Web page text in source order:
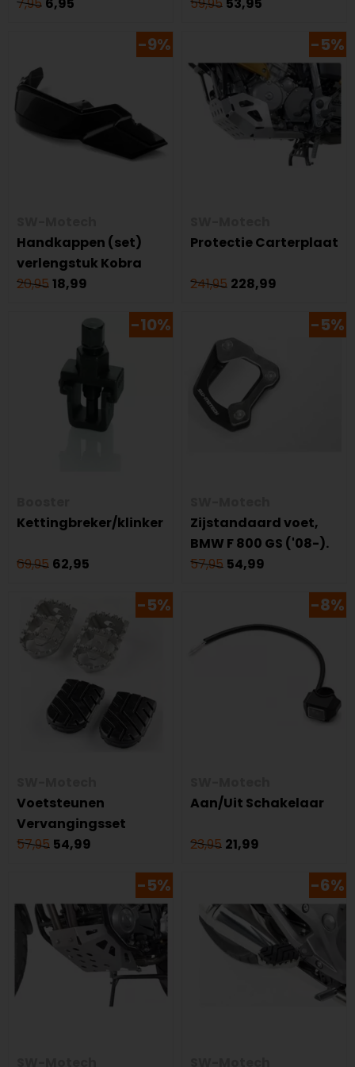
-9%
Handkappen (set)
verlengstuk Kobra
20,9518,99
-5%
Protectie Carterplaat
241,95 228,99
-10%
Kettingbreker/klinker
69,95 62,95
-5%
Zijstandaard voet,
BMW F 800 GS ('08-).
57,95 54,99
-5%
Voetsteunen
Vervangingsset
57,95 54,99
-8%
Aan/Uit Schakelaar
23,95 21,99
-5% -6%